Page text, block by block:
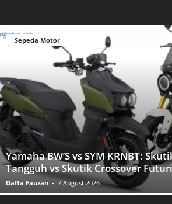
Sepeda Motor
Yamaha BW’S vs SYM KRNBT:
Tangguh vs Skutik Crossover
Daffa Fauzan - 7 August 2026